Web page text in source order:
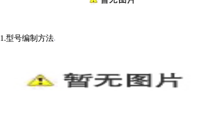
1.型号编制方法